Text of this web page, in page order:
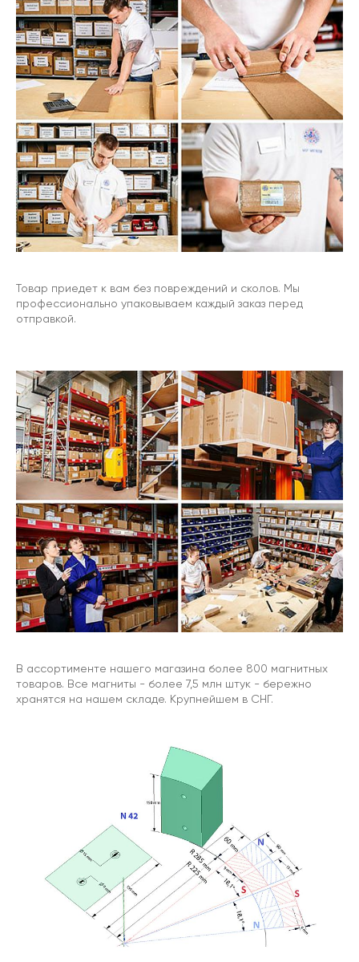
Товар приедет к вам без повреждений и сколов. Мы
профессионально упаковываем каждый заказ перед
отправкой.
В ассортименте нашего магазина более 800 магнитных
товаров. Все магниты - более 7,5 млн штук - бережно
хранятся на нашем складе. Крупнейшем в СНГ.